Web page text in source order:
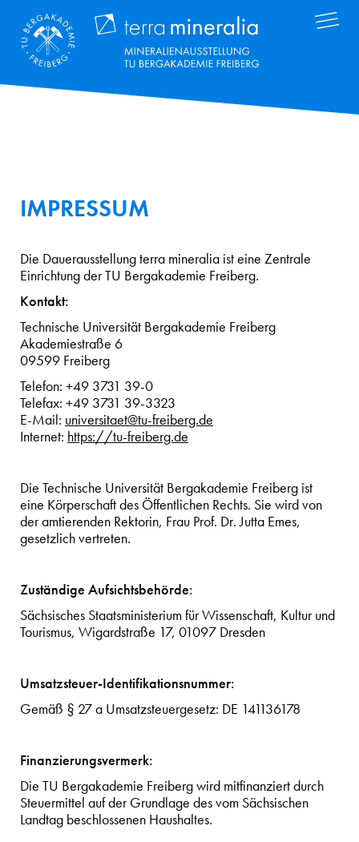
Inhalt
Terra
IMPRESSUM
Die Dauerausstellung terra mineralia ist eine Zentrale
Einrichtung der TU Bergakademie Freiberg.
Kontakt:
Technische Universität Bergakademie Freiberg
Akademiestraße 6
09599 Freiberg
Telefon: +49 3731 39-0
Telefax: +49 3731 39-3323
E-Mail: universitaet@tu-freiberg.de
Internet: https://tu-freiberg.de
Die Technische Universität Bergakademie Freiberg ist
eine Körperschaft des Öffentlichen Rechts. Sie wird von
der amtierenden Rektorin, Frau Prof. Dr. Jutta Emes,
gesetzlich vertreten.
Zuständige Aufsichtsbehörde:
Sächsisches Staatsministerium für Wissenschaft, Kultur und
Tourismus, Wigardstraße 17, 01097 Dresden
Umsatzsteuer-Identifikationsnummer:
Gemäß § 27 a Umsatzsteuergesetz: DE 141136178
Finanzierungsvermerk:
Die TU Bergakademie Freiberg wird mitfinanziert durch
Steuermittel auf der Grundlage des vom Sächsischen
Landtag beschlossenen Haushaltes.